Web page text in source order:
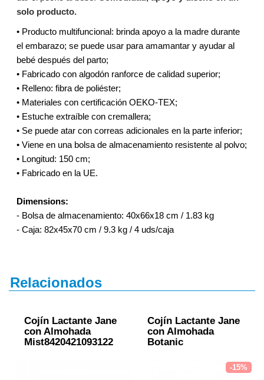
solo producto.
• Producto multifuncional: brinda apoyo a la madre durante
el embarazo; se puede usar para amamantar y ayudar al
bebé después del parto;
• Fabricado con algodón ranforce de calidad superior;
• Relleno: fibra de poliéster;
• Materiales con certificación OEKO-TEX;
• Estuche extraíble con cremallera;
• Se puede atar con correas adicionales en la parte inferior;
• Viene en una bolsa de almacenamiento resistente al polvo;
• Longitud: 150 cm;
• Fabricado en la UE.
Dimensions:
- Bolsa de almacenamiento: 40x66x18 cm / 1.83 kg
- Caja: 82x45x70 cm / 9.3 kg / 4 uds/caja
Relacionados
Cojín Lactante Jane
con Almohada
Mist8420421093122
Cojín Lactante Jane
con Almohada
Botanic
-15%